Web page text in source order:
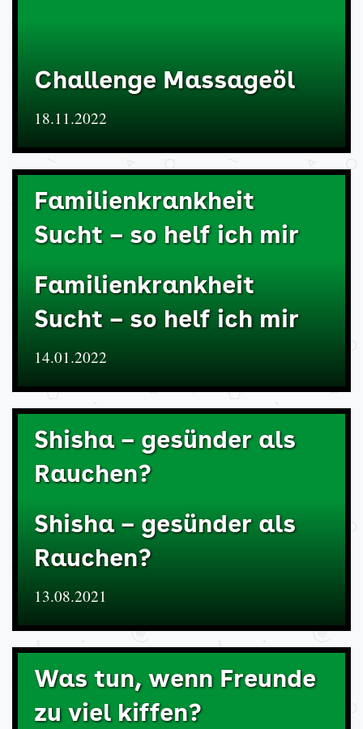
Challenge Massageöl
18.11.2022
Familienkrankheit
Sucht – so helf ich mir
Familienkrankheit
Sucht – so helf ich mir
14.01.2022
Shisha – gesünder als
Rauchen?
Shisha – gesünder als
Rauchen?
13.08.2021
Was tun, wenn Freunde
zu viel kiffen?